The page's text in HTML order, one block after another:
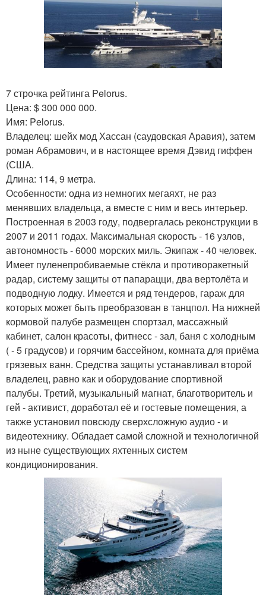
7 строчка рейтинга Pelorus.
Цена: $ 300 000 000.
Имя: Pelorus.
Владелец: шейх мод Хассан (саудовская Аравия), затем
роман Абрамович, и в настоящее время Дэвид гиффен
(США.
Длина: 114, 9 метра.
Особенности: одна из немногих мегаяхт, не раз
менявших владельца, а вместе с ним и весь интерьер.
Построенная в 2003 году, подвергалась реконструкции в
2007 и 2011 годах. Максимальная скорость - 16 узлов,
автономность - 6000 морских миль. Экипаж - 40 человек.
Имеет пуленепробиваемые стёкла и противоракетный
радар, систему защиты от папарацци, два вертолёта и
подводную лодку. Имеется и ряд тендеров, гараж для
которых может быть преобразован в танцпол. На нижней
кормовой палубе размещен спортзал, массажный
кабинет, салон красоты, фитнесс - зал, баня с холодным
( - 5 градусов) и горячим бассейном, комната для приёма
грязевых ванн. Средства защиты устанавливал второй
владелец, равно как и оборудование спортивной
палубы. Третий, музыкальный магнат, благотворитель и
гей - активист, доработал её и гостевые помещения, а
также установил повсюду сверхсложную аудио - и
видеотехнику. Обладает самой сложной и технологичной
из ныне существующих яхтенных систем
кондиционирования.